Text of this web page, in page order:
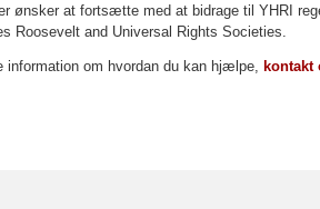
ønsker at fortsætte med at bidrage til YHRI
Roosevelt and Universal Rights Societies.
information om hvordan du kan hjælpe, kontakt